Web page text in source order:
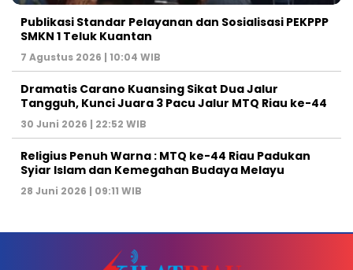
Publikasi Standar Pelayanan dan Sosialisasi PEKPPP
SMKN 1 Teluk Kuantan
7 Agustus 2026 | 10:04 WIB
Dramatis Carano Kuansing Sikat Dua Jalur
Tangguh, Kunci Juara 3 Pacu Jalur MTQ Riau ke-44
30 Juni 2026 | 22:52 WIB
Religius Penuh Warna : MTQ ke-44 Riau Padukan
Syiar Islam dan Kemegahan Budaya Melayu
28 Juni 2026 | 09:11 WIB